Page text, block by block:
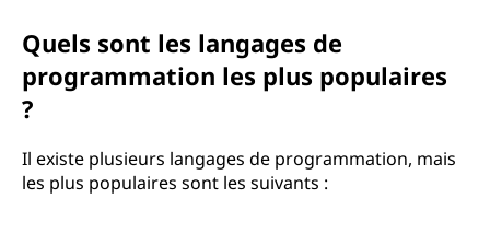
Quels sont les langages de
programmation les plus populaires
?
Il existe plusieurs langages de programmation, mais
les plus populaires sont les suivants :